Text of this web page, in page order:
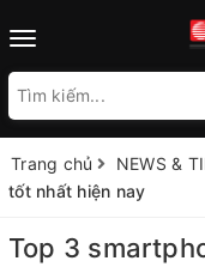
Toggle
Trang chủ NEWS &
tốt nhất hiện nay
Top 3